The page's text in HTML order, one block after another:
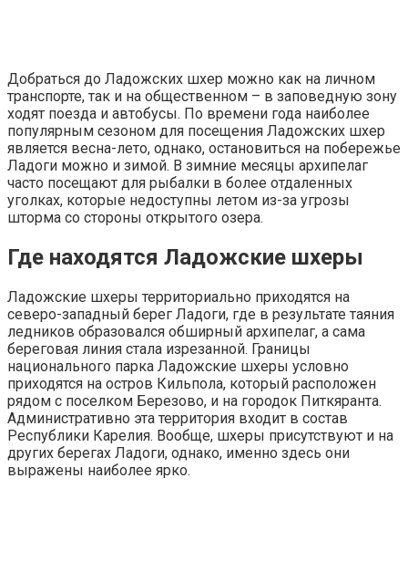
Добраться до Ладожских шхер можно как на личном
транспорте, так и на общественном – в заповедную зону
ходят поезда и автобусы. По времени года наиболее
популярным сезоном для посещения Ладожских шхер
является весна-лето, однако, остановиться на побережье
Ладоги можно и зимой. В зимние месяцы архипелаг
часто посещают для рыбалки в более отдаленных
уголках, которые недоступны летом из-за угрозы
шторма со стороны открытого озера.
Где находятся Ладожские шхеры
Ладожские шхеры территориально приходятся на
северо-западный берег Ладоги, где в результате таяния
ледников образовался обширный архипелаг, а сама
береговая линия стала изрезанной. Границы
национального парка Ладожские шхеры условно
приходятся на остров Кильпола, который расположен
рядом с поселком Березово, и на городок Питкяранта.
Административно эта территория входит в состав
Республики Карелия. Вообще, шхеры присутствуют и на
других берегах Ладоги, однако, именно здесь они
выражены наиболее ярко.